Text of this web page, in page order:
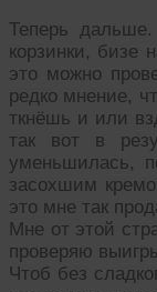
Теперь
корзинки, бизе
это можно
редко мнение,
ткнёшь и или
так вот в
уменьшилась,
засохшим
это мне так
Мне от этой
проверяю
Чтоб без